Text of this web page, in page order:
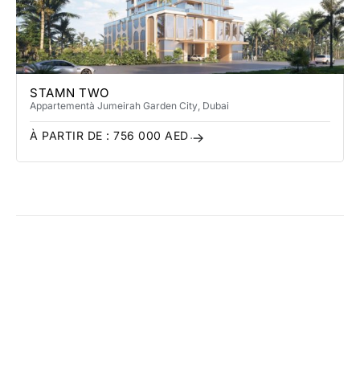
STAMN TWO
Appartementà Jumeirah Garden City , Dubai
À PARTIR DE : 756 000 AED